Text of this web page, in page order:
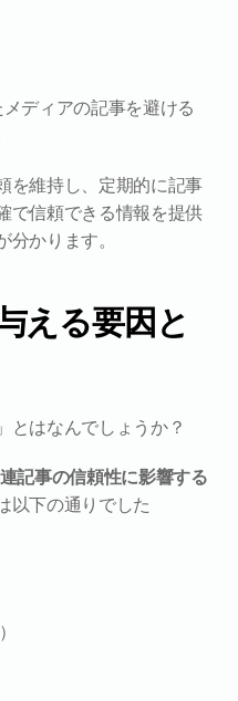
ディアの記事を避ける
を維持し、定期的に記事
で信頼できる情報を提供
かります。
える要因と
とはなんでしょうか？
記事の信頼性に影響する
以下の通りでした